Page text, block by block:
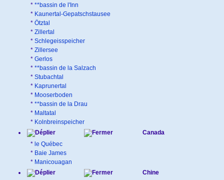
* **bassin de l'Inn
* Kaunertal-Gepatschstausee
* Ötztal
* Zillertal
* Schlegeisspeicher
* Zillersee
* Gerlos
* **bassin de la Salzach
* Stubachtal
* Kaprunertal
* Mooserboden
* **bassin de la Drau
* Maltatal
* Kolnbreinspeicher
Canada
* le Québec
* Baie James
* Manicouagan
Chine